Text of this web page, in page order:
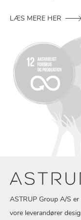
LÆS MERE HER
ASTRUP Group A/S
vore leverandører